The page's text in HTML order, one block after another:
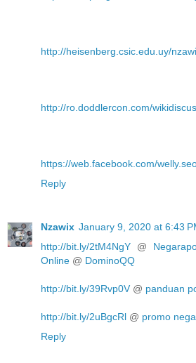
http://heisenberg.csic.edu.uy/
http://ro.doddlercon.com/
https://web.facebook.com/
Reply
Nzawix January 9, 2020 at 6:43
http://bit.ly/2tM4NgY @
Online @ DominoQQ
http://bit.ly/39Rvp0V @ panduan
http://bit.ly/2uBgcRl @ promo
Reply